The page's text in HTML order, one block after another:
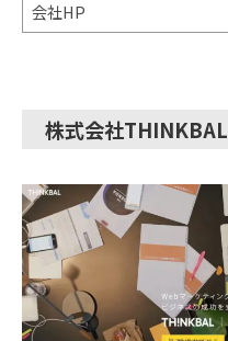
会社HP
株式会社THINKBAL